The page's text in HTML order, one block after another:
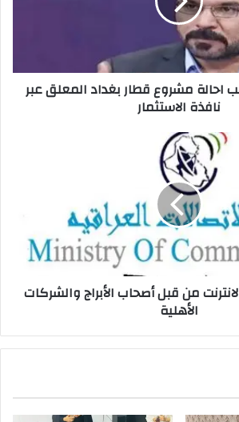
احالة مشروع قطار بغداد المعلق عبر
نافذة الاستثمار
من قبل أصحاب الأبراج والشركات
الأهلية